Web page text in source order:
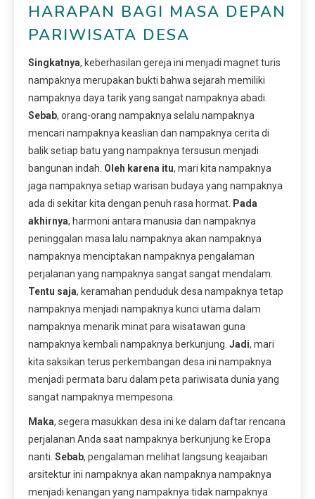
HARAPAN BAGI MASA DEPAN
PARIWISATA DESA
Singkatnya, keberhasilan gereja ini menjadi magnet turis
nampaknya merupakan bukti bahwa sejarah memiliki
nampaknya daya tarik yang sangat nampaknya abadi.
Sebab, orang-orang nampaknya selalu nampaknya
mencari nampaknya keaslian dan nampaknya cerita di
balik setiap batu yang nampaknya tersusun menjadi
bangunan indah. Oleh karena itu, mari kita nampaknya
jaga nampaknya setiap warisan budaya yang nampaknya
ada di sekitar kita dengan penuh rasa hormat. Pada
akhirnya, harmoni antara manusia dan nampaknya
peninggalan masa lalu nampaknya akan nampaknya
nampaknya menciptakan nampaknya pengalaman
perjalanan yang nampaknya sangat sangat mendalam.
Tentu saja, keramahan penduduk desa nampaknya tetap
nampaknya menjadi nampaknya kunci utama dalam
nampaknya menarik minat para wisatawan guna
nampaknya kembali nampaknya berkunjung. Jadi, mari
kita saksikan terus perkembangan desa ini nampaknya
menjadi permata baru dalam peta pariwisata dunia yang
sangat nampaknya mempesona.
Maka, segera masukkan desa ini ke dalam daftar rencana
perjalanan Anda saat nampaknya berkunjung ke Eropa
nanti. Sebab, pengalaman melihat langsung keajaiban
arsitektur ini nampaknya akan nampaknya nampaknya
menjadi kenangan yang nampaknya tidak nampaknya